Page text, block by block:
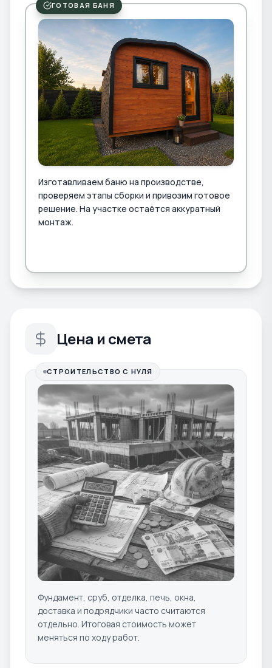
ГОТОВАЯ БАНЯ
Изготавливаем баню на производстве,
проверяем этапы сборки и привозим готовое
решение. На участке остаётся аккуратный
монтаж.
Цена и смета
СТРОИТЕЛЬСТВО С НУЛЯ
Фундамент, сруб, отделка, печь, окна,
доставка и подрядчики часто считаются
отдельно. Итоговая стоимость может
меняться по ходу работ.